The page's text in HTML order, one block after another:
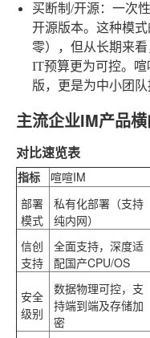
买断制/开源 ：一次
开源版本。这种模
零），但从长期来看
IT预算更为可控。
版，更是为中小团队
主流企业IM产品
对比速览表
指标 喧喧IM
部署
模式
私有化部署（支持
纯内网）
信创
支持
全面支持，深度适
配国产CPU/OS
安全
级别
数据物理可控，支
持端到端及存储加
密